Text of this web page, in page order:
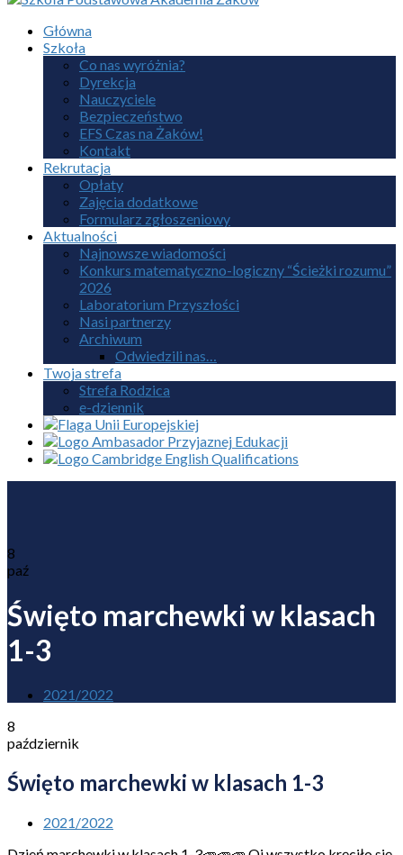
Główna
Szkoła
Co nas wyróżnia?
Dyrekcja
Nauczyciele
Bezpieczeństwo
EFS Czas na Żaków!
Kontakt
Rekrutacja
Opłaty
Zajęcia dodatkowe
Formularz zgłoszeniowy
Aktualności
Najnowsze wiadomości
Konkurs matematyczno-logiczny “Ścieżki rozumu”
2026
Laboratorium Przyszłości
Nasi partnerzy
Archiwum
Odwiedzili nas…
Twoja strefa
Strefa Rodzica
e-dziennik
8
paź
Święto marchewki w klasach
1-3
2021/2022
8
październik
Święto marchewki w klasach 1-3
2021/2022